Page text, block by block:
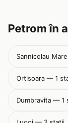
Petrom în
Sannicolau
Ortisoara — 1
Dumbravita — 1